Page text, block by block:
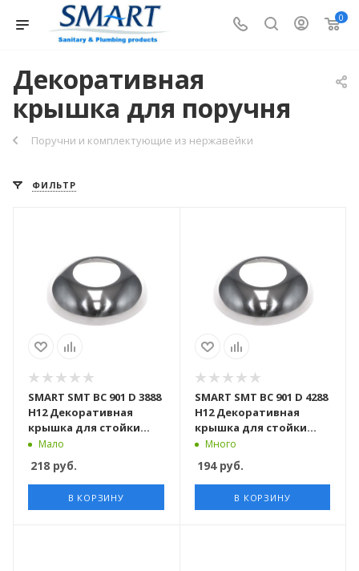
0
Декоративная
крышка для поручня
Поручни и комплектующие из нержавейки
ФИЛЬТР
SMART SMT BC 901 D 3888
H12 Декоративная
крышка для стойки
D38,1 mm
Мало
218 руб.
В КОРЗИНУ
SMART SMT BC 901 D 4288
H12 Декоративная
крышка для стойки
D42,4 mm
Много
194руб.
В КОРЗИНУ